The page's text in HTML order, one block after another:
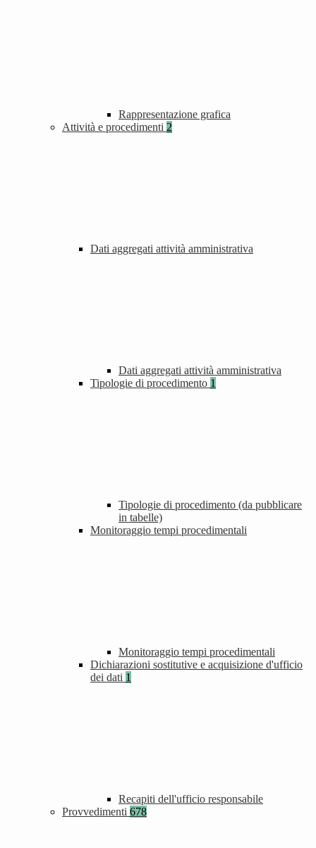
Rappresentazione grafica
Attività e procedimenti 2
Dati aggregati attività amministrativa
Dati aggregati attività amministrativa
Tipologie di procedimento 1
Tipologie di procedimento (da pubblicare
in tabelle)
Monitoraggio tempi procedimentali
Monitoraggio tempi procedimentali
Dichiarazioni sostitutive e acquisizione d'ufficio
dei dati 1
Recapiti dell'ufficio responsabile
Provvedimenti 678